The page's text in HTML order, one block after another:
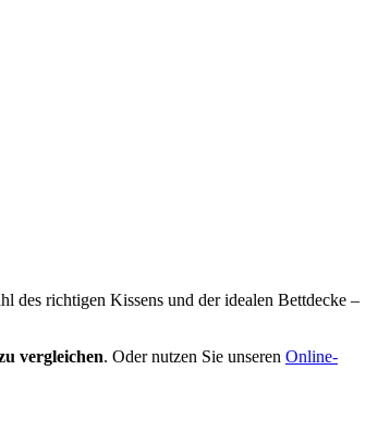
des richtigen Kissens und der idealen Bettdecke –
vergleichen. Oder nutzen Sie unseren Online-